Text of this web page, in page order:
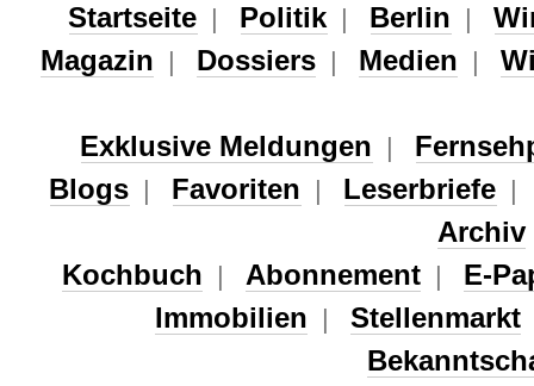
Startseite Politik| Berlin |
Magazin
Dossiers Medien
Exklusive Meldungen
Blogs
Favoriten Leserbriefe
Archiv
Kochbuch Abonnement
E-
Immobilien
Stellenmarkt